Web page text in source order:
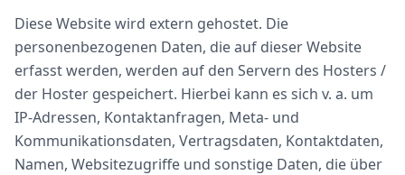
Diese Website wird extern gehostet. Die
personenbezogenen Daten, die auf dieser Website
erfasst werden, werden auf den Servern des Hosters /
der Hoster gespeichert. Hierbei kann es sich v. a. um
IP-Adressen, Kontaktanfragen, Meta- und
Kommunikationsdaten, Vertragsdaten, Kontaktdaten,
Namen, Websitezugriffe und sonstige Daten, die über